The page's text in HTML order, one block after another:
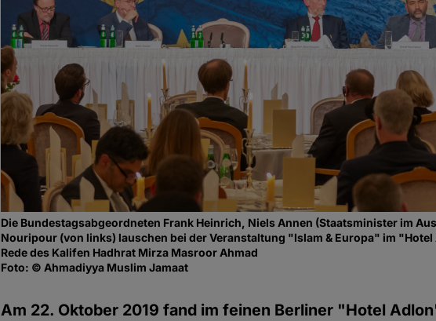
Die Bundestagsabgeordneten Frank Heinrich, Niels Annen (Staatsminister im
Nouripour (von links) lauschen bei der Veranstaltung "Islam & Europa" im
Rede des Kalifen Hadhrat Mirza Masroor Ahmad
Foto: © Ahmadiyya Muslim Jamaat
Am 22. Oktober 2019 fand im feinen Berliner "Hotel